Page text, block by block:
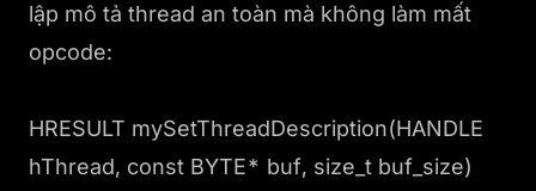
lập mô tả thread an toàn mà không làm mất
opcode:
HRESULT mySetThreadDescription(HANDLE
hThread, const BYTE* buf, size_t buf_size)